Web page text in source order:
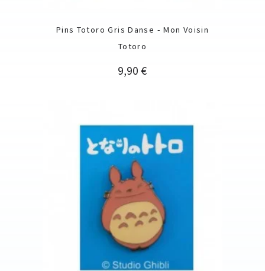
Pins Totoro Gris Danse - Mon Voisin
Totoro
Prix
9,90 €